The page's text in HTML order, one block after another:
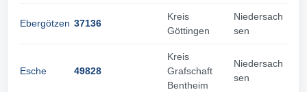
Ebergötzen 37136
Kreis
Göttingen
Niedersach
sen
Esche 49828
Kreis
Grafschaft
Bentheim
Niedersach
sen